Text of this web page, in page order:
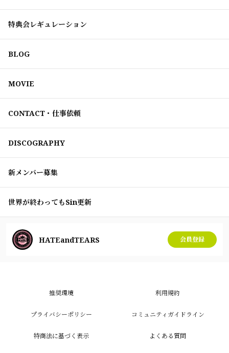
特典会レギュレーション
BLOG
MOVIE
CONTACT・仕事依頼
DISCOGRAPHY
新メンバー募集
世界が終わってもSin更新
HATEandTEARS 会員登録
推奨環境 利用規約
プライバシーポリシー コミュニティガイドライン
特商法に基づく表示 よくある質問